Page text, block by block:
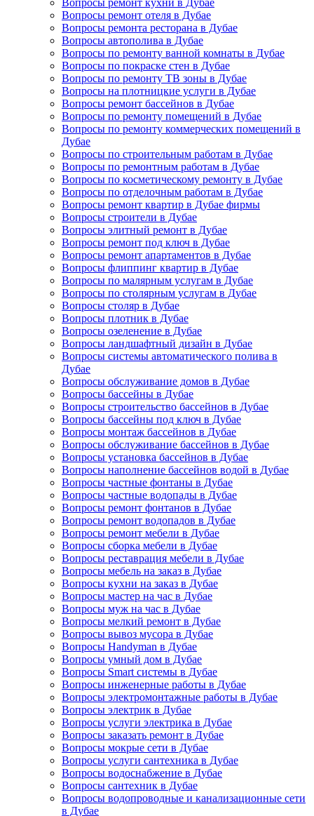
Вопросы ремонт кухни в Дубае
Вопросы ремонт отеля в Дубае
Вопросы ремонта ресторана в Дубае
Вопросы автополива в Дубае
Вопросы по ремонту ванной комнаты в Дубае
Вопросы по покраске стен в Дубае
Вопросы по ремонту ТВ зоны в Дубае
Вопросы на плотницкие услуги в Дубае
Вопросы ремонт бассейнов в Дубае
Вопросы по ремонту помещений в Дубае
Вопросы по ремонту коммерческих помещений в
Дубае
Вопросы по строительным работам в Дубае
Вопросы по ремонтным работам в Дубае
Вопросы по косметическому ремонту в Дубае
Вопросы по отделочным работам в Дубае
Вопросы ремонт квартир в Дубае фирмы
Вопросы строители в Дубае
Вопросы элитный ремонт в Дубае
Вопросы ремонт под ключ в Дубае
Вопросы ремонт апартаментов в Дубае
Вопросы флиппинг квартир в Дубае
Вопросы по малярным услугам в Дубае
Вопросы по столярным услугам в Дубае
Вопросы столяр в Дубае
Вопросы плотник в Дубае
Вопросы озеленение в Дубае
Вопросы ландшафтный дизайн в Дубае
Вопросы системы автоматического полива в
Дубае
Вопросы обслуживание домов в Дубае
Вопросы бассейны в Дубае
Вопросы строительство бассейнов в Дубае
Вопросы бассейны под ключ в Дубае
Вопросы монтаж бассейнов в Дубае
Вопросы обслуживание бассейнов в Дубае
Вопросы установка бассейнов в Дубае
Вопросы наполнение бассейнов водой в Дубае
Вопросы частные фонтаны в Дубае
Вопросы частные водопады в Дубае
Вопросы ремонт фонтанов в Дубае
Вопросы ремонт водопадов в Дубае
Вопросы ремонт мебели в Дубае
Вопросы сборка мебели в Дубае
Вопросы реставрация мебели в Дубае
Вопросы мебель на заказ в Дубае
Вопросы кухни на заказ в Дубае
Вопросы мастер на час в Дубае
Вопросы муж на час в Дубае
Вопросы мелкий ремонт в Дубае
Вопросы вывоз мусора в Дубае
Вопросы Handyman в Дубае
Вопросы умный дом в Дубае
Вопросы Smart системы в Дубае
Вопросы инженерные работы в Дубае
Вопросы электромонтажные работы в Дубае
Вопросы электрик в Дубае
Вопросы услуги электрика в Дубае
Вопросы заказать ремонт в Дубае
Вопросы мокрые сети в Дубае
Вопросы услуги сантехника в Дубае
Вопросы водоснабжение в Дубае
Вопросы сантехник в Дубае
Вопросы водопроводные и канализационные сети
в Дубае